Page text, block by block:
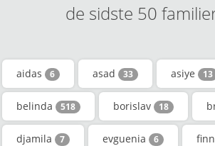
de sidste 50
aidas 6 asad 33 asiye 13
belinda 518 borislav 18
djamila 7 evguenia 6